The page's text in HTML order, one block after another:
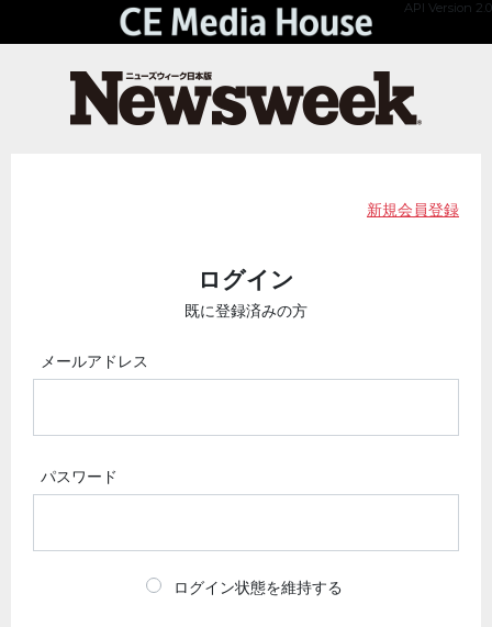
API Version 2.0
新規会員登録
ログイン
既に登録済みの方
メールアドレス
パスワード
ログイン状態を維持する